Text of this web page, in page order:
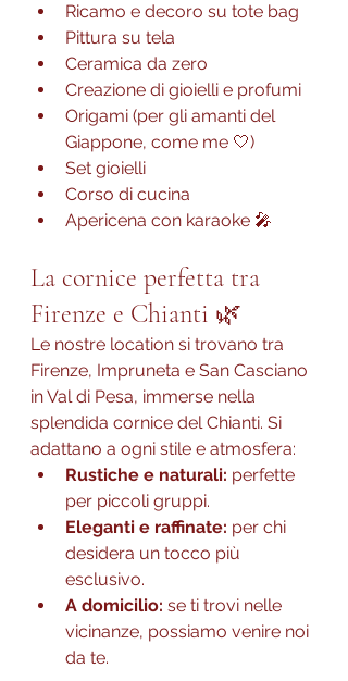
Ricamo e decoro su tote bag
Pittura su tela
Ceramica da zero
Creazione di gioielli e profumi
Origami (per gli amanti del
Giappone, come me 🤍)
Set gioielli
Corso di cucina
Apericena con karaoke 🎤
La cornice perfetta tra
Firenze e Chianti 🌿
Le nostre location si trovano tra
Firenze, Impruneta e San Casciano
in Val di Pesa, immerse nella
splendida cornice del Chianti. Si
adattano a ogni stile e atmosfera:
Rustiche e naturali: perfette
per piccoli gruppi.
Eleganti e raffinate: per chi
desidera un tocco più
esclusivo.
A domicilio: se ti trovi nelle
vicinanze, possiamo venire noi
da te.